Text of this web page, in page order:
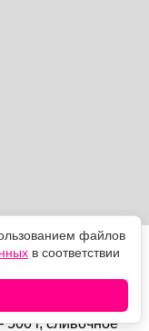
песочное —
г, сливочное
файлов
в соответствии